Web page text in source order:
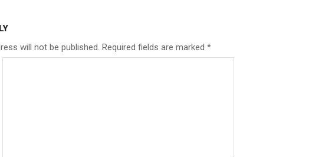
will not be published. Required fields are marked *